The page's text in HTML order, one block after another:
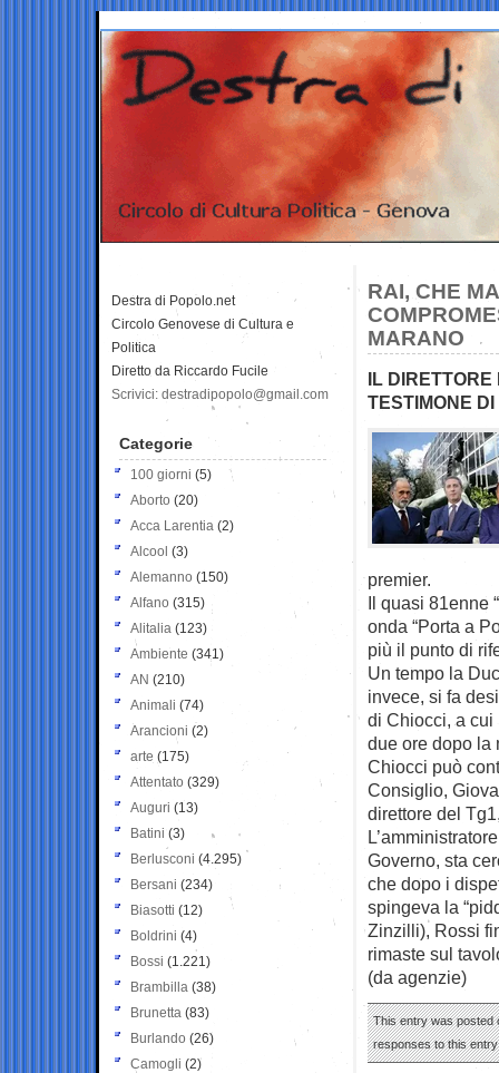
RAI, CHE
MARANO
IL DIRETTORE
TESTIMONE
premier.
Il quasi 81enne
onda “Porta a
più il punto di
Un tempo la
invece, si fa
di Chiocci, a cui
due ore dopo la
Chiocci può
Consiglio,
direttore del
Governo, sta
che dopo i
spingeva la
Zinzilli), Rossi
rimaste sul
(da agenzie)
This entry was posted
responses to this
Destra di Popolo.net
Circolo Genovese di Cultura e
Politica
Diretto da Riccardo Fucile
Scrivici: destradipopolo@gmail.com
Categorie
100 giorni (5)
Aborto (20)
Acca Larentia (2)
Alcool (3)
Alemanno (150)
Alfano (315)
Alitalia (123)
Ambiente (341)
AN (210)
Animali (74)
Arancioni (2)
arte (175)
Attentato (329)
Auguri (13)
Batini (3)
Berlusconi (4.295)
Bersani (234)
Biasotti (12)
Boldrini (4)
Bossi (1.221)
Brambilla (38)
Brunetta (83)
Burlando (26)
Camogli (2)